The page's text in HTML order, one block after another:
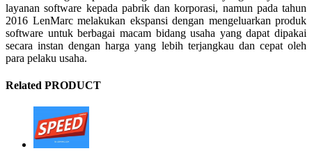
layanan software kepada pabrik dan korporasi, namun pada tahun
2016 LenMarc melakukan ekspansi dengan mengeluarkan produk
software untuk berbagai macam bidang usaha yang dapat dipakai
secara instan dengan harga yang lebih terjangkau dan cepat oleh
para pelaku usaha.
Related PRODUCT